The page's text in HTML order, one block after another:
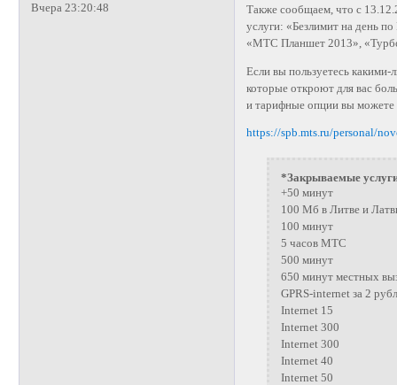
Вчера 23:20:48
Также сообщаем, что с
услуги: «Безлимит на день
«МТС Планшет 2013»,
Если вы пользуетесь
которые откроют для вас
и тарифные опции вы
https://spb.mts.ru/personal/
*Закрываемые
+50 минут
100 Мб в Литве и
100 минут
5 часов МТС
500 минут
650 минут местных
GPRS-internet за 2
Internet 15
Internet 300
Internet 300
Internet 40
Internet 50